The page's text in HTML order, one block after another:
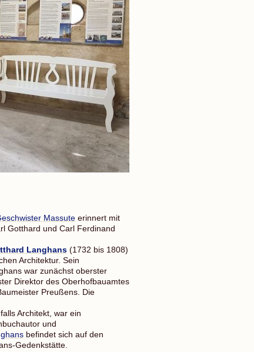
Massuteerinnert mit
Gotthard und Carl Ferdinand
Langhans(1732 bis 1808)
Architektur. Sein
war zunächst oberster
Direktor des Oberhofbauamtes
Preußens. Die
Architekt, war ein
und
befindet sich auf den
Gedenkstätte.